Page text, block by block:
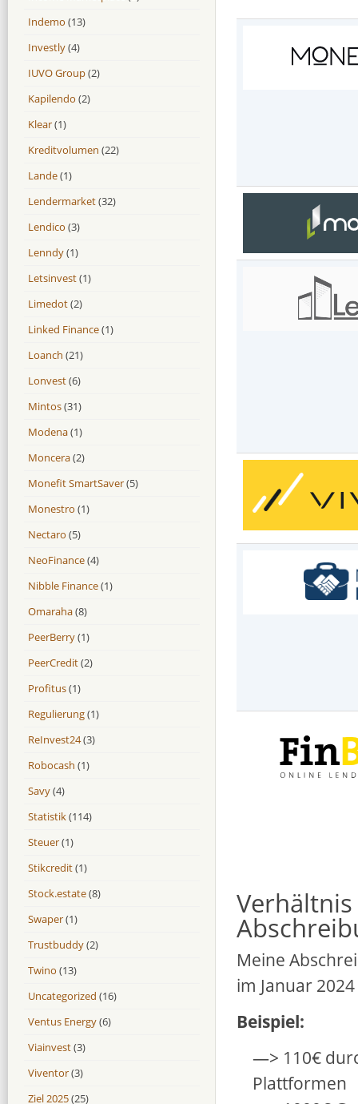
Meine
im Januar
Beispiel:
—> 110€
Plattformen
Indemo (13)
Investly(4)
IUVO Group(2)
Kapilendo (2)
Klear(1)
Kreditvolumen (22)
Lande(1)
Lendermarket(32)
Lendico (3)
Lenndy(1)
Letsinvest(1)
Limedot(2)
Linked Finance(1)
Loanch (21)
Lonvest(6)
Mintos(31)
Modena(1)
Moncera(2)
Monefit SmartSaver(5)
Monestro (1)
Nectaro (5)
NeoFinance(4)
Nibble Finance(1)
Omaraha(8)
PeerBerry(1)
PeerCredit(2)
Profitus(1)
Regulierung(1)
ReInvest24(3)
Robocash (1)
Savy(4)
Statistik(114)
Steuer(1)
Stikcredit(1)
Stock.estate(8)
Swaper(1)
Trustbuddy(2)
Twino (13)
Uncategorized (16)
Ventus Energy(6)
Viainvest(3)
Viventor(3)
Ziel 2025(25)